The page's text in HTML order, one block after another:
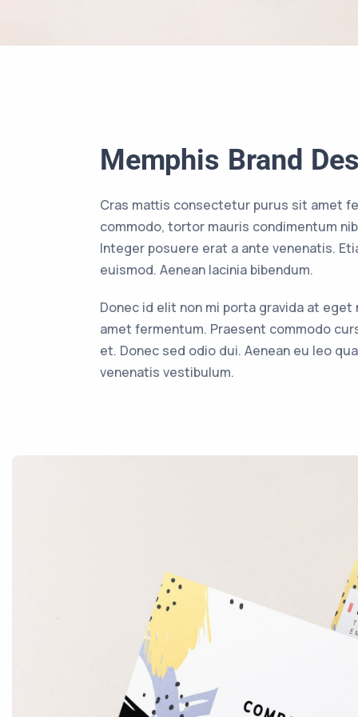
Memphis Brand
Cras mattis consectetur purus sit amet
commodo, tortor mauris condimentum
Integer posuere erat a ante venenatis.
euismod. Aenean lacinia bibendum.
Donec id elit non mi porta gravida at
amet fermentum. Praesent commodo
et. Donec sed odio dui. Aenean eu leo
venenatis vestibulum.